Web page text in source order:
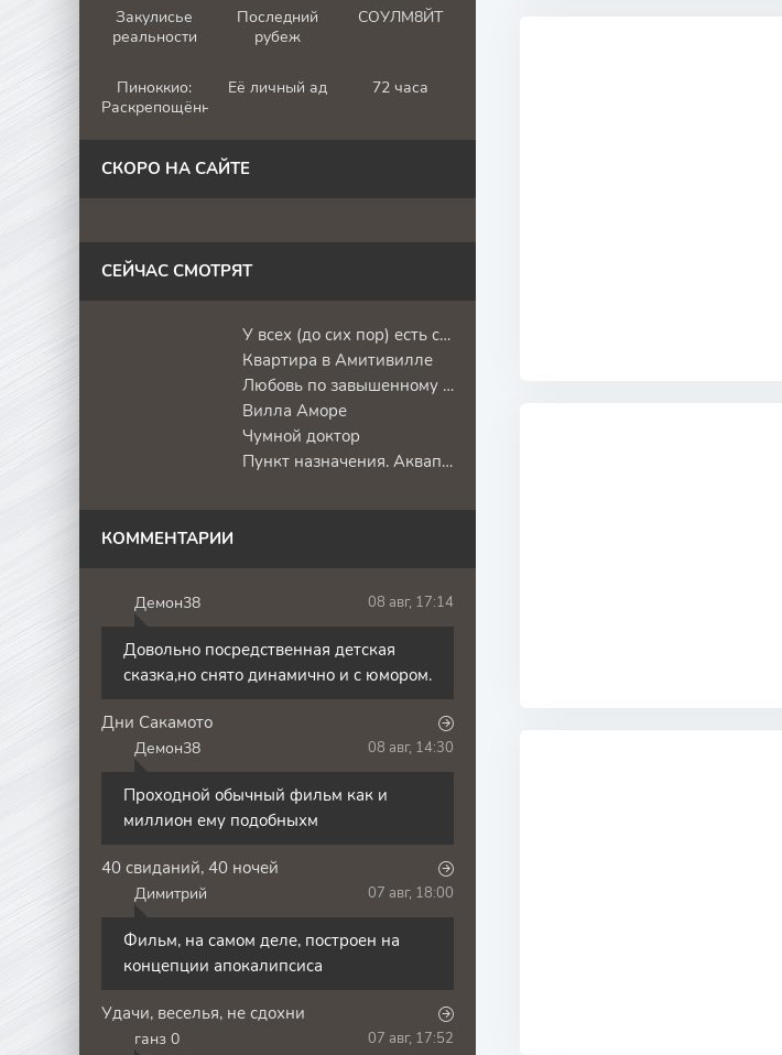
Закулисье
реальности
Последний
рубеж
СОУЛМ8ЙТ
Пиноккио:
Раскрепощённый
Её личный ад 72 часа
СКОРО НА САЙТЕ
СЕЙЧАС СМОТРЯТ
У всех (до сих пор) есть сексуальные проблемы
Квартира в Амитивилле
Любовь по завышенному тарифу
Вилла Аморе
Чумной доктор
Пункт назначения. Аквапарк
КОММЕНТАРИИ
Демон38 08 авг, 17:14
Довольно посредственная детская
сказка,но снято динамично и с юмором.
Дни Сакамото
Демон38 08 авг, 14:30
Проходной обычный фильм как и
миллион ему подобныхм
40 свиданий, 40 ночей
Димитрий 07 авг, 18:00
Фильм, на самом деле, построен на
концепции апокалипсиса
Удачи, веселья, не сдохни
ганз 0 07 авг, 17:52